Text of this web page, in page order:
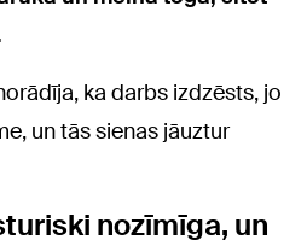
ka darbs izdzēsts, jo
un tās sienas jāuztur
nozīmīga, un